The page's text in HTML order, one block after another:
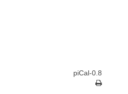
piCal-0.8